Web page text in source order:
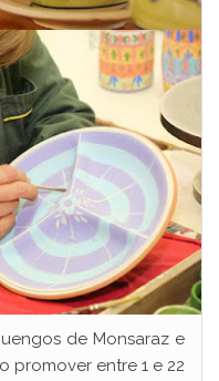
de Monsaraz e
promover entre 1 e 22